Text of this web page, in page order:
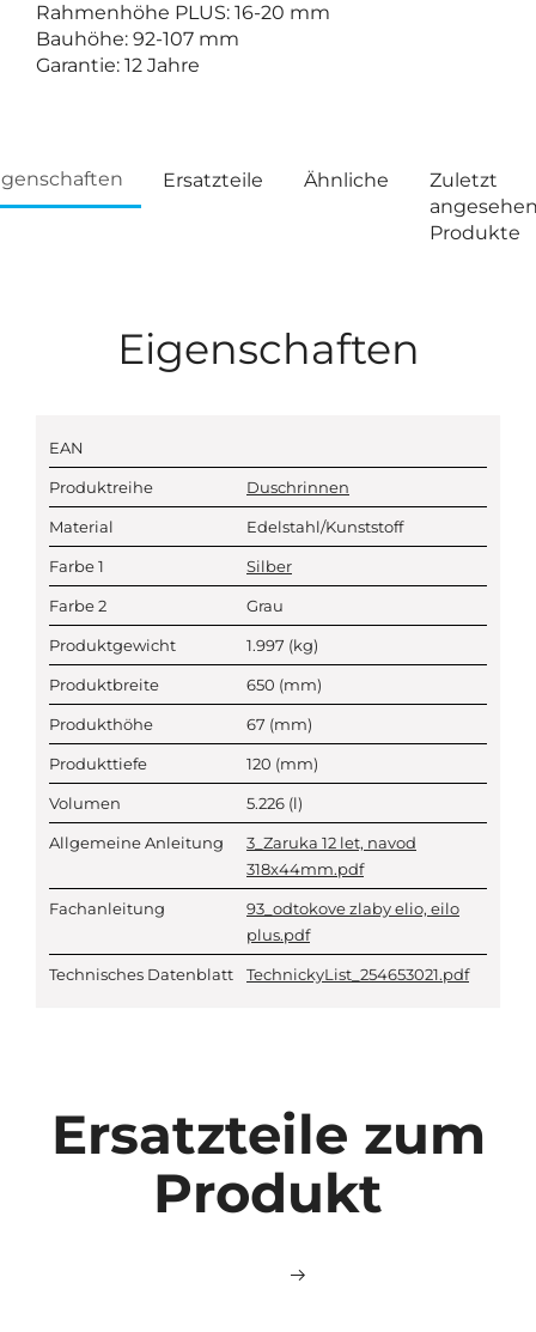
Rahmenhöhe PLUS: 16-20 mm
Bauhöhe: 92-107 mm
Garantie: 12 Jahre
Ersatzteile Ähnliche
Zuletzt
Produkte
Eigenschaften
EAN
Produktreihe Duschrinnen
Material Edelstahl/Kunststoff
Farbe 1 Silber
Farbe 2 Grau
Produktgewicht 1.997 (kg)
Produktbreite 650 (mm)
Produkthöhe 67 (mm)
Produkttiefe 120 (mm)
Volumen 5.226 (l)
Allgemeine Anleitung
3_Zaruka 12 let, navod
318x44mm.pdf
Fachanleitung
93_odtokove zlaby elio, eilo
plus.pdf
Technisches Datenblatt TechnickyList_254653021.pdf
Ersatzteile zum
Produkt